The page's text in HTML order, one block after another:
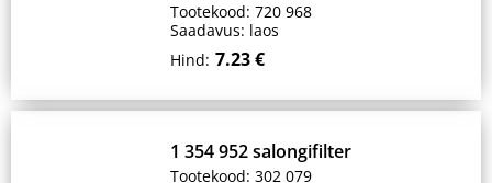
Tootekood: 720 968
Saadavus: laos
Hind: 7.23 €
1 354 952 salongifilter
Tootekood: 302 079